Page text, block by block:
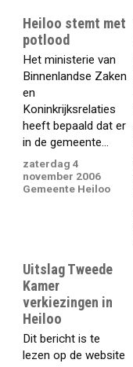
Heiloo stemt met
potlood
Het ministerie van
Binnenlandse Zaken
en
Koninkrijksrelaties
heeft bepaald dat er
in de gemeente...
zaterdag 4
november 2006
Gemeente Heiloo
Uitslag Tweede
Kamer
verkiezingen in
Heiloo
Dit bericht is te
lezen op de website